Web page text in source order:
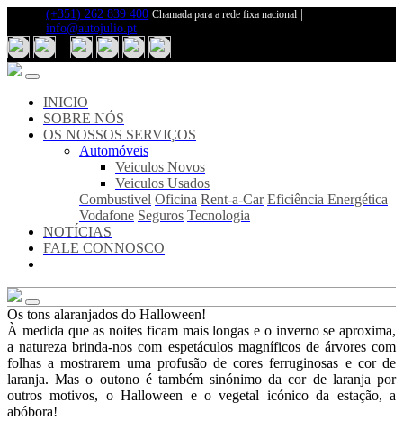
(+351) 262 839 400 Chamada para a rede fixa nacional
info@autojulio.pt
INICIO
SOBRE NÓS
OS NOSSOS SERVIÇOS
Automóveis
Veiculos Novos
Veiculos Usados
Combustivel Oficina Rent-a-Car Eficiência Energética
Vodafone Seguros Tecnologia
NOTÍCIAS
FALE CONNOSCO
Inicio
Sobre
Notícias
Fale
Connosco
Serviços
Veiculos
Novos
Veiculos
Rent-
a-
Eficiência
Energética
Vodafone
Seguros
Tecnologia
Os tons alaranjados do Halloween!
À medida que as noites ficam mais longas e o inverno se aproxima,
a natureza brinda-nos com espetáculos magníficos de árvores com
folhas a mostrarem uma profusão de cores ferruginosas e cor de
laranja. Mas o outono é também sinónimo da cor de laranja por
outros motivos, o Halloween e o vegetal icónico da estação, a
abóbora!